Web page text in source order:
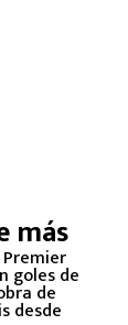
más
goles de
de
desde